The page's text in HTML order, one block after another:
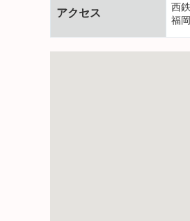
アクセス
西
福